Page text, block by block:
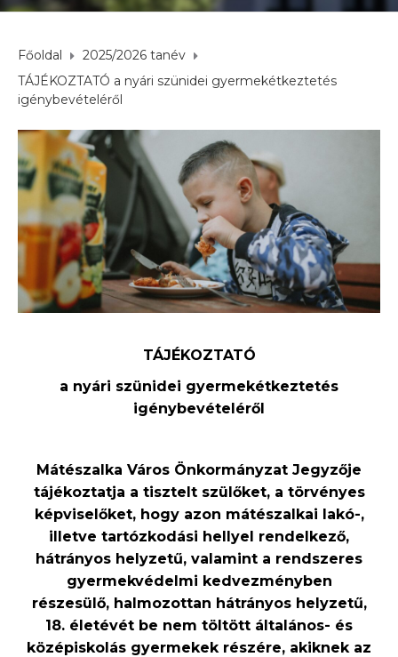
Főoldal
2025/2026 tanév
TÁJÉKOZTATÓ a nyári szünidei gyermekétkeztetés
igénybevételéről
TÁJÉKOZTATÓ
a nyári szünidei gyermekétkeztetés
igénybevételéről
Mátészalka Város Önkormányzat Jegyzője
tájékoztatja a tisztelt szülőket, a törvényes
képviselőket, hogy azon mátészalkai lakó-,
illetve tartózkodási hellyel rendelkező,
hátrányos helyzetű, valamint a rendszeres
gyermekvédelmi kedvezményben
részesülő, halmozottan hátrányos helyzetű,
18. életévét be nem töltött általános- és
középiskolás gyermekek részére, akiknek az